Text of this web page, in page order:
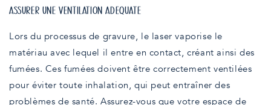
ASSURER UNE VENTILATION ADÉQUATE
Lors du processus de gravure, le laser vaporise le
matériau avec lequel il entre en contact, créant ainsi des
fumées. Ces fumées doivent être correctement ventilées
pour éviter toute inhalation, qui peut entraîner des
problèmes de santé. Assurez-vous que votre espace de